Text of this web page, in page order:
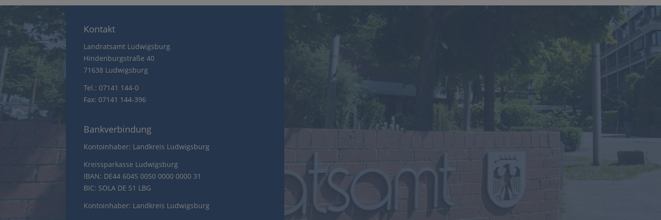
Kontakt
Landratsamt Ludwigsburg
Hindenburgstraße 40
71638 Ludwigsburg
Tel.: 07141 144-0
Fax: 07141 144-396
Bankverbindung
Kontoinhaber: Landkreis Ludwigsburg
Kreissparkasse Ludwigsburg
IBAN: DE44 6045 0050 0000 0000 31
BIC: SOLA DE S1 LBG
Kontoinhaber: Landkreis Ludwigsburg